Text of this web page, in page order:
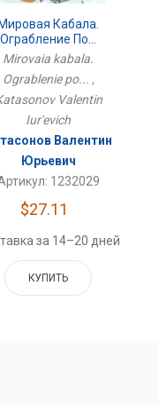
Мировая Кабала.
Ограбление По...
Mirovaia kabala.
Ograblenie po... ,
Valentin
Iur'evich
Валентин
Юрьевич
1232029
$27.11
за 14–20 дней
КУПИТЬ